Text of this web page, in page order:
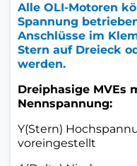
Alle OLI-Motoren
Spannung
Anschlüsse im
Stern auf Dreieck
werden.
Dreiphasige MVEs
Nennspannung:
Y(Stern)
voreingestellt